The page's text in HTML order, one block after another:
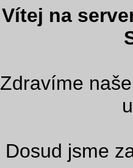
Vítej na
Zdravíme
Dosud jsme